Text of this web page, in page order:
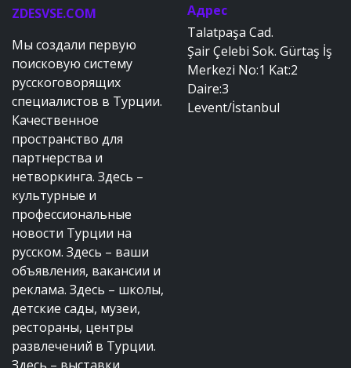
ZDESVSE.COM
Мы создали первую
поисковую систему
русскоговорящих
специалистов в Турции.
Качественное
пространство для
партнерства и
нетворкинга. Здесь –
культурные и
профессиональные
новости Турции на
русском. Здесь – ваши
объявления, вакансии и
реклама. Здесь – школы,
детские сады, музеи,
рестораны, центры
развлечений в Турции.
Адрес
Talatpaşa Cad.
Şair Çelebi Sok. Gürtaş İş
Merkezi No:1 Kat:2
Daire:3
Levent/İstanbul